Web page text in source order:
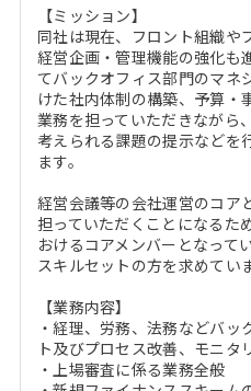
年齢と年収の相関図
【ミッション】
同社は現在、フロント組織や
経営企画・管理機能の強化も
てバックオフィス部門のマネ
けた社内体制の構築、予算・
業務を担っていただきながら
考えられる課題の提示などを
ます。
経営会議等の会社運営のコア
担っていただくことになるた
おけるコアメンバーとなって
スキルセットの方を求めていま
【業務内容】
・経理、労務、法務などバ
ト及びプロセス改善、モニタ
・上場審査に係る業務全般